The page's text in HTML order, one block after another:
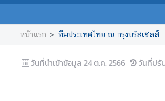
ว
กั
เ
ร
หน้าแรก ทีมประเทศไทย ณ กรุงบรัสเซลส์
วันที่นำเข้าข้อมูล 24 ต.ค. 2566 วันที่ปรั